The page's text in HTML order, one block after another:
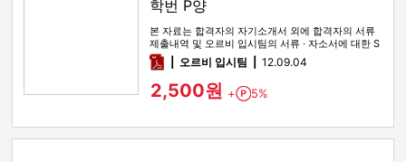
학번 P양
본 자료는 합격자의 자기소개서 외에 합격자의 서류
제출내역 및 오르비 입시팀의 서류 · 자소서에 대한 S
WOT 분석이 포함돼 …
pdf오르비 입시팀 12.09.04
2,500원 + Point
5%